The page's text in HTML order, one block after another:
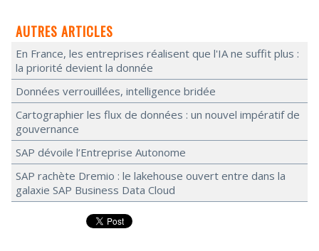
AUTRES ARTICLES
En France, les entreprises réalisent que l'IA ne suffit plus :
la priorité devient la donnée
Données verrouillées, intelligence bridée
Cartographier les flux de données : un nouvel impératif de
gouvernance
SAP dévoile l’Entreprise Autonome
SAP rachète Dremio : le lakehouse ouvert entre dans la
galaxie SAP Business Data Cloud